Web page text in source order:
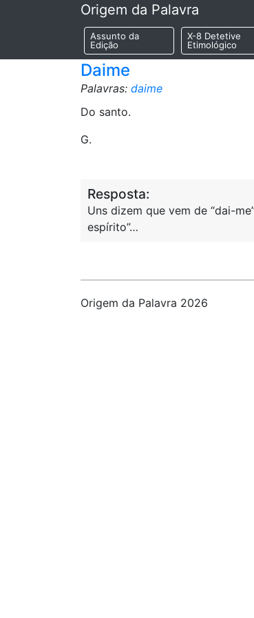
Origem da Palavra
Assunto da
Edição
X-8 Detetive
Etimológico
Daime
Palavras: daime
Do santo.
G.
Resposta:
Uns dizem que vem de “dai-
espírito”…
Origem da Palavra 2026